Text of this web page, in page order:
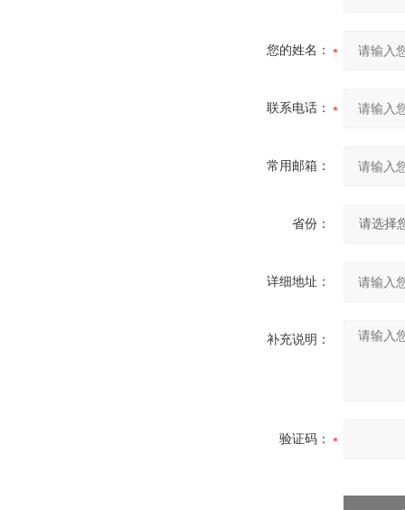
您的姓名：
联系电话：
常用邮箱：
省份：
详细地址：
补充说明：
验证码：